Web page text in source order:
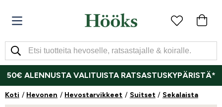
50€ ALENNUSTA VALITUISTA RATSASTUSKYPÄRISTÄ*
Koti Hevonen Hevostarvikkeet Suitset Sekalaista